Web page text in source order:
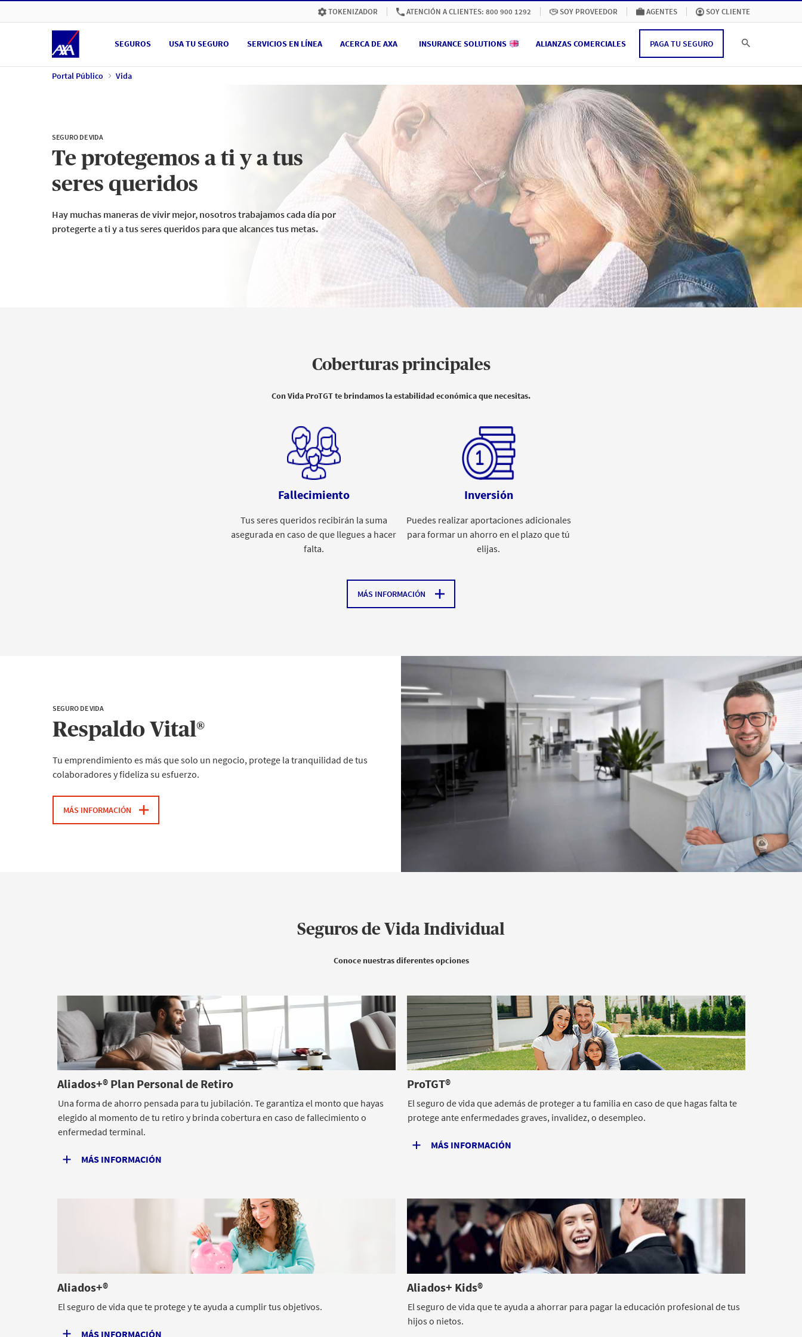
TOKENIZADOR ATENCIÓN A CLIENTES: 800 900 1292 SOY PROVEEDOR AGENTES SOY CLIENTE
Ir a Portal Público
SEGUROS USA TU SEGURO SERVICIOS EN LÍNEA ACERCA DE AXA INSURANCE SOLUTIONS ALIANZAS COMERCIALES PAGA TU SEGURO
Portal Público Vida
SEGURO DE VIDA
Te protegemos a ti y a tus
seres queridos
Hay muchas maneras de vivir mejor, nosotros trabajamos cada día por
protegerte a ti y a tus seres queridos para que alcances tus metas.
Coberturas principales
Con Vida ProTGT te brindamos la estabilidad económica que necesitas.
Fallecimiento
Tus seres queridos recibirán la suma
asegurada en caso de que llegues a hacer
falta.
Inversión
Puedes realizar aportaciones adicionales
para formar un ahorro en el plazo que tú
elijas.
MÁS INFORMACIÓN
SEGURO DE VIDA
Respaldo Vital®
Tu emprendimiento es más que solo un negocio, protege la tranquilidad de tus
colaboradores y fideliza su esfuerzo.
MÁS INFORMACIÓN
Seguros de Vida Individual
Conoce nuestras diferentes opciones
Aliados+® Plan Personal de Retiro
Una forma de ahorro pensada para tu jubilación. Te garantiza el monto que hayas
elegido al momento de tu retiro y brinda cobertura en caso de fallecimiento o
enfermedad terminal.
MÁS INFORMACIÓN
ProTGT®
El seguro de vida que además de proteger a tu familia en caso de que hagas falta te
protege ante enfermedades graves, invalidez, o desempleo.
MÁS INFORMACIÓN
Aliados+®
El seguro de vida que te protege y te ayuda a cumplir tus objetivos.
MÁS INFORMACIÓN
Aliados+ Kids®
El seguro de vida que te ayuda a ahorrar para pagar la educación profesional de tus
hijos o nietos.